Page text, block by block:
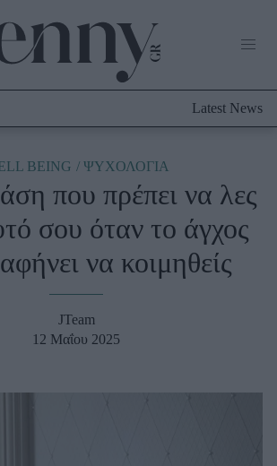
Latest News
BEING ΨΥΧΟΛΟΓΙΑ
που πρέπει να λες
σου όταν το άγχος
να κοιμηθείς
JTeam
12 Μαΐου 2025